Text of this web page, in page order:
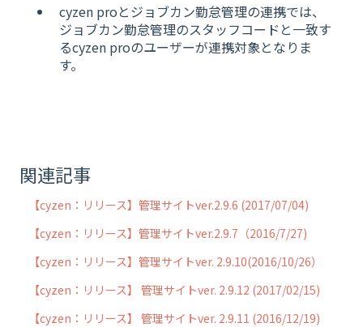
cyzen proとジョブカン勤怠管理の連携では、
ジョブカン勤怠管理のスタッフコードと一致す
るcyzen proのユーザーが連携対象となりま
す。
関連記事
【cyzen：リリース】管理サイトver.2.9.6 (2017/07/04)
【cyzen：リリース】管理サイトver.2.9.7（2016/7/27)
【cyzen：リリース】管理サイトver. 2.9.10(2016/10/26）
【cyzen：リリース】 管理サイトver. 2.9.12 (2017/02/15)
【cyzen：リリース】 管理サイトver. 2.9.11 (2016/12/19)